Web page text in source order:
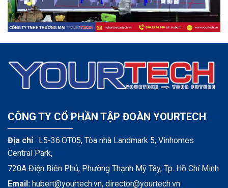
CÔNG TY CỔ PHẦN TẬP ĐOÀN YOURTECH
Địa chỉ: L5-36.OT05, Tòa nhà Landmark 5, Vinhomes
Central Park,
720A Điện Biên Phủ, Phường Thạnh Mỹ Tây, Tp. Hồ Chí Minh
Email: hubert@yourtech.vn, director@yourtech.vn